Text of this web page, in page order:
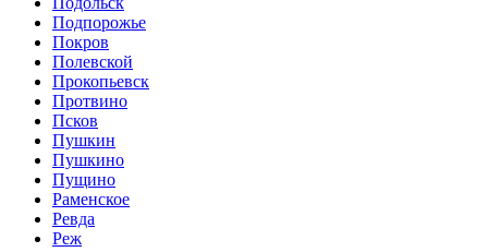
Подпорожье
Покров
Полевской
Прокопьевск
Протвино
Псков
Пушкин
Пушкино
Пущино
Раменское
Ревда
Реж